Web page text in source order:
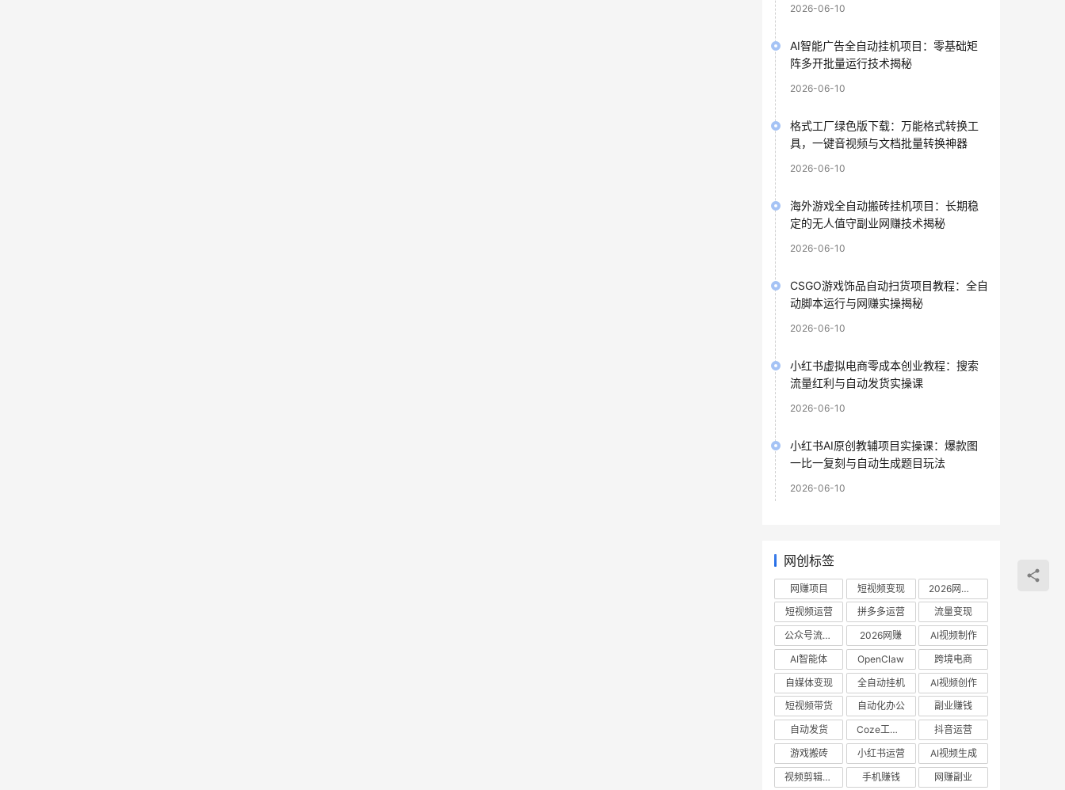
2026-06-10
AI智能广告全自动挂机项目：零基础矩
阵多开批量运行技术揭秘
2026-06-10
格式工厂绿色版下载：万能格式转换工
具，一键音视频与文档批量转换神器
2026-06-10
海外游戏全自动搬砖挂机项目：长期稳
定的无人值守副业网赚技术揭秘
2026-06-10
CSGO游戏饰品自动扫货项目教程：全自
动脚本运行与网赚实操揭秘
2026-06-10
小红书虚拟电商零成本创业教程：搜索
流量红利与自动发货实操课
2026-06-10
小红书AI原创教辅项目实操课：爆款图
一比一复刻与自动生成题目玩法
2026-06-10
网创标签
网赚项目 短视频变现
2026网赚项目
短视频运营
拼多多运营
流量变现
公众号流量主
2026网赚
AI视频制作
AI智能体
OpenClaw
跨境电商
自媒体变现
全自动挂机
AI视频创作
短视频带货
自动化办公
副业赚钱
自动发货
Coze工作流
抖音运营
游戏搬砖
小红书运营
AI视频生成
视频剪辑教程
手机赚钱 网赚副业